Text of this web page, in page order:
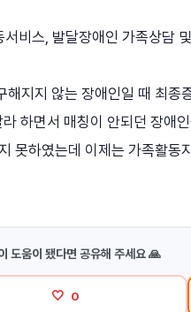
비스, 발달장애인 가족상담
지지 않는 장애인일 때 최종
하면서 매칭이 안되던 장애
못하였는데 이제는 가족활동
도움이 됐다면 공유해 주세요 🙏
🤍 0